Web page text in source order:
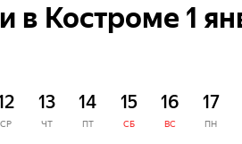
в Костроме 1
СР
13
ЧТ
14
ПТ
15
СБ
16
ВС
17
ПН